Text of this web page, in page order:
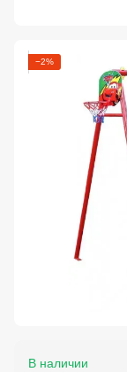
−2%
В наличии